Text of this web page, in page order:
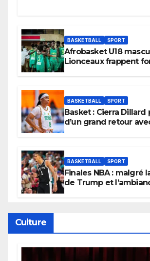
BASKETBALL SPORT
Afrobasket U18
Lionceaux frappent
BASKETBALL SPORT
Basket : Cierra Dillard
d’un grand retour
BASKETBALL SPORT
Finales NBA : malgré
de Trump et
Culture